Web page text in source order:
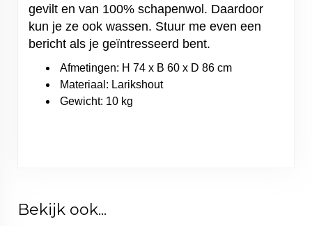
gevilt en van 100% schapenwol. Daardoor
kun je ze ook wassen. Stuur me even een
bericht als je geïntresseerd bent.
Afmetingen: H 74 x B 60 x D 86 cm
Materiaal: Larikshout
Gewicht: 10 kg
Bekijk ook...